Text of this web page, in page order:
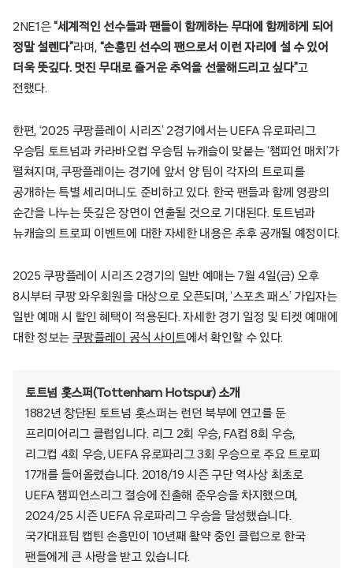
2NE1은“세계적인 선수들과 팬들이 함께하는 무대에 함께하게 되어
정말 설렌다”라며, “손흥민 선수의 팬으로서 이런 자리에 설 수 있어
더욱 뜻깊다. 멋진 무대로 즐거운 추억을 선물해드리고 싶다”고
전했다.
한편, ‘2025 쿠팡플레이 시리즈’ 2경기에서는 UEFA 유로파리그
우승팀 토트넘과 카라바오컵 우승팀 뉴캐슬이 맞붙는 ‘챔피언 매치’가
펼쳐지며, 쿠팡플레이는 경기에 앞서 양 팀이 각자의 트로피를
공개하는 특별 세리머니도 준비하고 있다. 한국 팬들과 함께 영광의
순간을 나누는 뜻깊은 장면이 연출될 것으로 기대된다. 토트넘과
뉴캐슬의 트로피 이벤트에 대한 자세한 내용은 추후 공개될 예정이다.
2025 쿠팡플레이 시리즈 2경기의 일반 예매는 7월 4일(금) 오후
8시부터 쿠팡 와우회원을 대상으로 오픈되며, ‘스포츠 패스’ 가입자는
일반 예매 시 할인 혜택이 적용된다. 자세한 경기 일정 및 티켓 예매에
대한 정보는 쿠팡플레이 공식 사이트에서 확인할 수 있다.
토트넘 홋스퍼(Tottenham Hotspur) 소개
1882년 창단된 토트넘 홋스퍼는 런던 북부에 연고를 둔
프리미어리그 클럽입니다. 리그 2회 우승, FA컵 8회 우승,
리그컵 4회 우승, UEFA 유로파리그 3회 우승으로 주요 트로피
17개를 들어올렸습니다. 2018/19 시즌 구단 역사상 최초로
UEFA 챔피언스리그 결승에 진출해 준우승을 차지했으며,
2024/25 시즌 UEFA 유로파리그 우승을 달성했습니다.
국가대표팀 캡틴 손흥민이 10년째 활약 중인 클럽으로 한국
팬들에게 큰 사랑을 받고 있습니다.